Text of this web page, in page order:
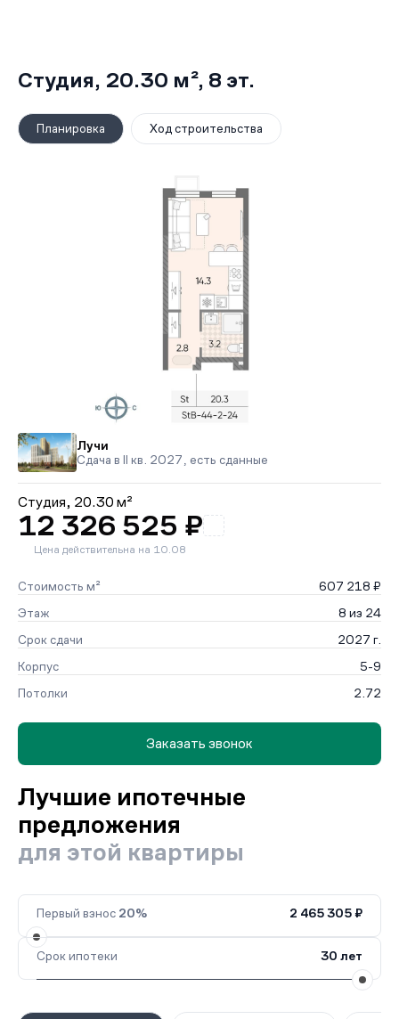
Студия, 20.30 м², 8 эт.
Планировка Ход строительства
Лучи
Сдача в II кв. 2027, есть сданные
Студия, 20.30 м²
12 326 525 ₽
Цена действительна на 10.08
Стоимость м²
607 218 ₽
Этаж
8 из 24
Срок сдачи
2027 г.
Корпус
5-9
Потолки
2.72
Заказать звонок
Лучшие ипотечные
предложения
для этой квартиры
Первый взнос 20% 2 465 305 ₽
Срок ипотеки 30 лет